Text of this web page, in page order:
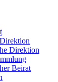
Direktion
Beirat